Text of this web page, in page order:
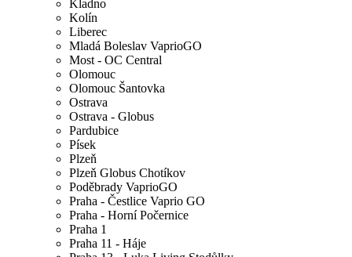
Kladno
Kolín
Liberec
Mladá Boleslav VaprioGO
Most - OC Central
Olomouc
Olomouc Šantovka
Ostrava
Ostrava - Globus
Pardubice
Písek
Plzeň
Plzeň Globus Chotíkov
Poděbrady VaprioGO
Praha - Čestlice Vaprio GO
Praha - Horní Počernice
Praha 1
Praha 11 - Háje